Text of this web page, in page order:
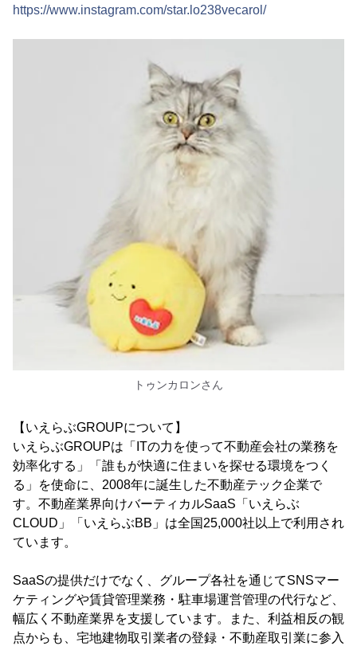
https://www.instagram.com/star.lo238vecarol/
トゥンカロンさん
【いえらぶGROUPについて】
いえらぶGROUPは「ITの力を使って不動産会社の業務を
効率化する」「誰もが快適に住まいを探せる環境をつく
る」を使命に、2008年に誕生した不動産テック企業で
す。不動産業界向けバーティカルSaaS「いえらぶ
CLOUD」「いえらぶBB」は全国25,000社以上で利用され
ています。
SaaSの提供だけでなく、グループ各社を通じてSNSマー
ケティングや賃貸管理業務・駐車場運営管理の代行など、
幅広く不動産業界を支援しています。また、利益相反の観
点からも、宅地建物取引業者の登録・不動産取引業に参入